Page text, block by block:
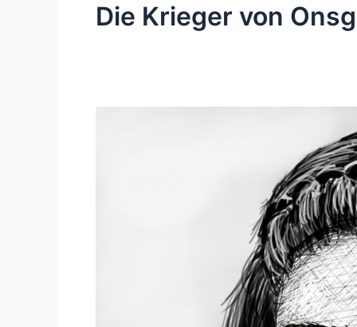
Die Krieger von